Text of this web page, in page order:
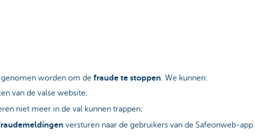
worden om de fraude te stoppen. We kunnen:
van de valse website;
niet meer in de val kunnen trappen;
versturen naar de gebruikers van de Safeonweb-app.